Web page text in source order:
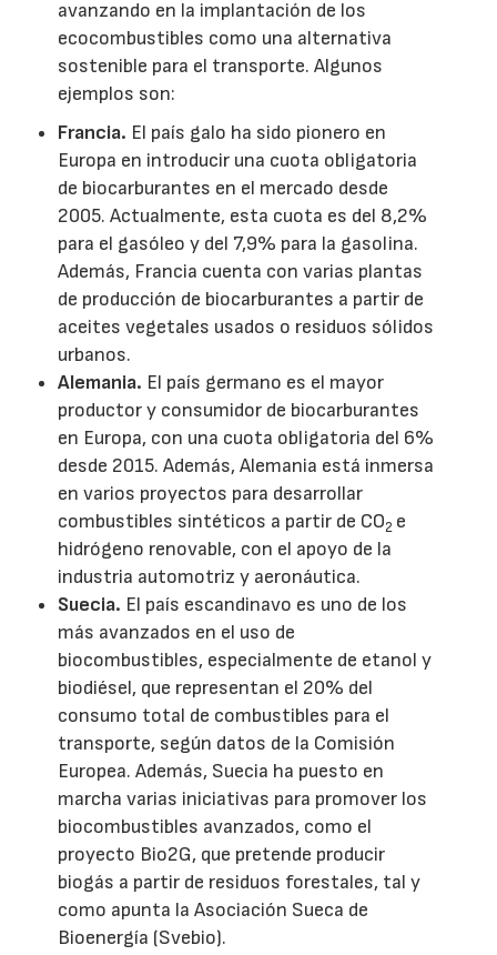
avanzando en la implantación de los
ecocombustibles como una alternativa
sostenible para el transporte. Algunos
ejemplos son:
Francia. El país galo ha sido pionero en
Europa en introducir una cuota obligatoria
de biocarburantes en el mercado desde
2005. Actualmente, esta cuota es del 8,2%
para el gasóleo y del 7,9% para la gasolina.
Además, Francia cuenta con varias plantas
de producción de biocarburantes a partir de
aceites vegetales usados o residuos sólidos
urbanos.
Alemania. El país germano es el mayor
productor y consumidor de biocarburantes
en Europa, con una cuota obligatoria del 6%
desde 2015. Además, Alemania está inmersa
en varios proyectos para desarrollar
combustibles sintéticos a partir de CO2 e
hidrógeno renovable, con el apoyo de la
industria automotriz y aeronáutica.
Suecia. El país escandinavo es uno de los
más avanzados en el uso de
biocombustibles, especialmente de etanol y
biodiésel, que representan el 20% del
consumo total de combustibles para el
transporte, según datos de la Comisión
Europea. Además, Suecia ha puesto en
marcha varias iniciativas para promover los
biocombustibles avanzados, como el
proyecto Bio2G, que pretende producir
biogás a partir de residuos forestales, tal y
como apunta la Asociación Sueca de
Bioenergía (Svebio).